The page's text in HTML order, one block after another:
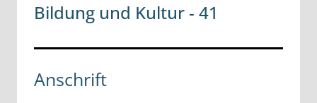
Bildung und Kultur - 41
Anschrift